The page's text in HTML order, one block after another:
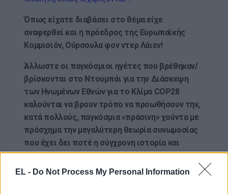
EL - Do Not Process My Personal Information
Όπως είχατε διαβάσει στο θέμα είχε
αναφερθεί και η πρόεδρος της Ευρωπαϊκής
Κομμισιόν, Ούρσουλα φον ντερ Λάιεν!
Άλλωστε οι παγκόσμιοι ηγέτες που βρέθηκαν/
βρίσκονται στο Ντουμπάι για την Διάσκεψη
των Ηνωμένων Εθνών για το Κλίμα COP28
καλούνται να βρουν τρόπο να προωθήσουν την,
κατά πολλούς, παγκόσμια «πράσινη» χούντα με
πρόσχημα την μεγαλύτερη θεωρία συνωμοσίας
που έχει δει ποτέ η σύγχρονη ιστορία και
βασίζεται στο απόλυτο ψέμα (ΕΔΩ)!
Σε νέο απόσπασμα από την σχετικά πρόσφατη